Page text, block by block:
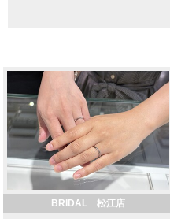
BRIDAL 松江店